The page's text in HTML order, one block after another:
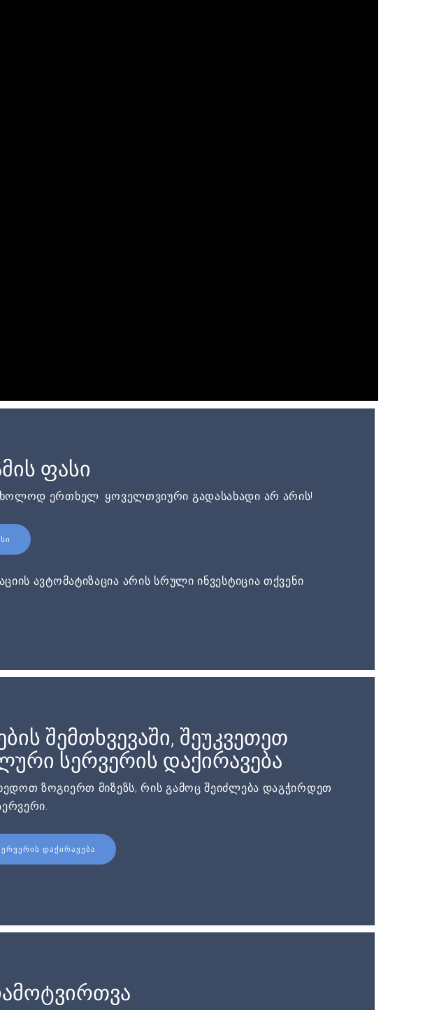
ფასი
ერთხელ. ყოველთვიური გადასახადი არ არის!
ავტომატიზაცია არის სრული ინვესტიცია თქვენი
შემთხვევაში, შეუკვეთეთ
სერვერის დაქირავება
ზოგიერთ მიზეზს, რის გამოც შეიძლება დაგჭირდეთ
ᲓᲐᲥᲘᲠᲐᲕᲔᲑᲐ